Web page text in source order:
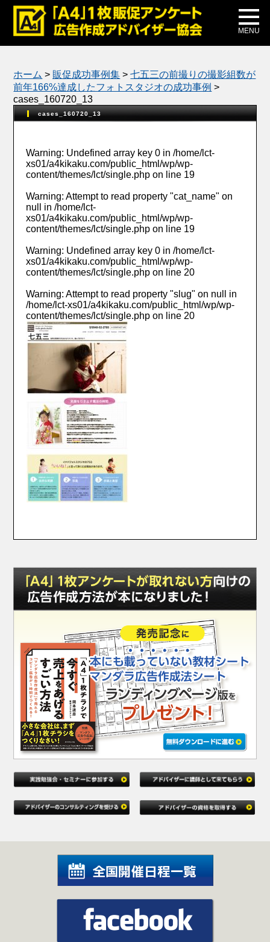
MENU
メディア掲載
公式ブログ
ホーム > 販促成功事例集 >七五三の前撮りの撮影組数が
前年166%達成したフォトスタジオの成功事例 >
cases_160720_13
cases_160720_13
Warning: Undefined array key 0 in/home/lct-
xs01/a4kikaku.com/public_html/wp/wp-
content/themes/lct/single.php on line 19
Warning: Attempt to read property "cat_name" on
null in/home/lct-
xs01/a4kikaku.com/public_html/wp/wp-
content/themes/lct/single.php on line 19
Warning: Undefined array key 0 in/home/lct-
xs01/a4kikaku.com/public_html/wp/wp-
content/themes/lct/single.php on line 20
Warning: Attempt to read property "slug" on null in
/home/lct-xs01/a4kikaku.com/public_html/wp/wp-
content/themes/lct/single.php on line 20